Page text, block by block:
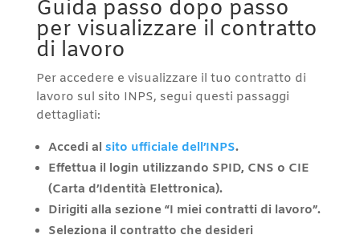
Guida passo dopo passo
per visualizzare il contratto
di lavoro
Per accedere e visualizzare il tuo contratto di
lavoro sul sito INPS, segui questi passaggi
dettagliati:
Accedi al sito ufficiale dell’INPS.
Effettua il login utilizzando SPID, CNS o CIE
(Carta d’Identità Elettronica).
Dirigiti alla sezione “I miei contratti di lavoro”.
Seleziona il contratto che desideri